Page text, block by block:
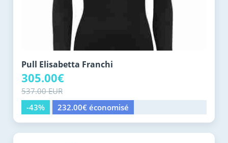
Pull Elisabetta Franchi
305.00€
537.00 EUR
-43%
232.00€ économisé